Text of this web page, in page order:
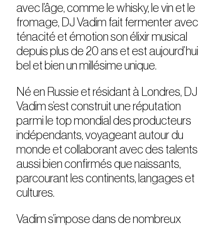
avec l’âge, comme le whisky, le vin et le
fromage, DJ Vadim fait fermenter avec
ténacité et émotion son élixir musical
depuis plus de 20 ans et est aujourd’hui
bel et bien un millésime unique.
Né en Russie et résidant à Londres, DJ
Vadim s’est construit une réputation
parmi le top mondial des producteurs
indépendants, voyageant autour du
monde et collaborant avec des talents
aussi bien confirmés que naissants,
parcourant les continents, langages et
cultures.
Vadim s’impose dans de nombreux